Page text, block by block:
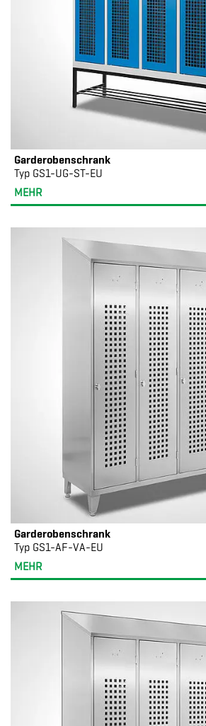
Garderobenschrank
Typ GS1-UG-ST-EU
MEHR
Garderobenschrank
Typ GS1-AF-VA-EU
MEHR